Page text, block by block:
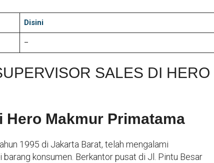
Disini
–
SALES DI HERO
Makmur Primatama
1995 di Jakarta Barat, telah mengalami
konsumen. Berkantor pusat di Jl. Pintu Besar